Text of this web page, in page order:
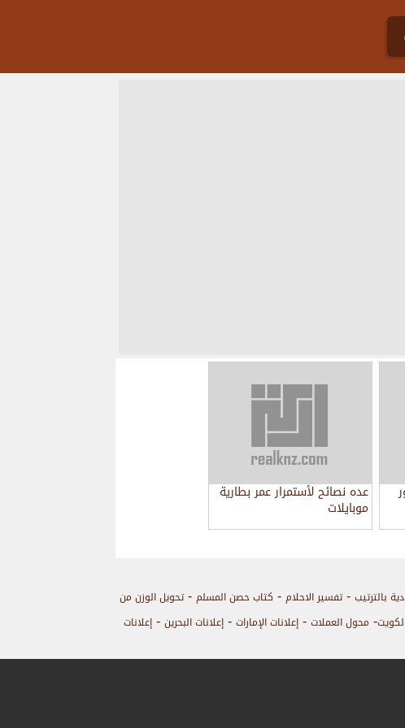
عده نصائح لأستمرار عمر بطارية
موبايلات
بالترتيب -تفسير الاحلام - كتاب حصن المسلم -تحويل الوزن من
- محول العملات -إعلانات الإمارات -إعلانات البحرين -إعلانات